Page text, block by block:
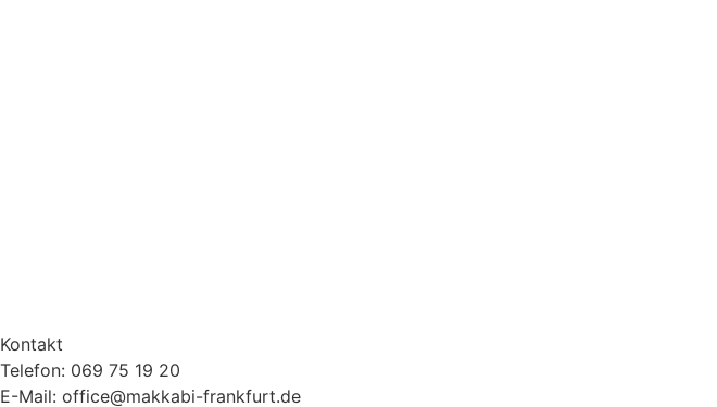
Kontakt
Telefon: 069 75 19 20
E-Mail: office@makkabi-frankfurt.de